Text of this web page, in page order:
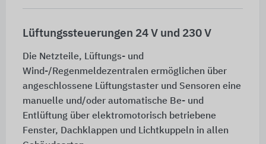
Lüftungssteuerungen 24 V und 230 V
Die Netzteile, Lüftungs- und
Wind-/Regenmeldezentralen ermöglichen über
angeschlossene Lüftungstaster und Sensoren eine
manuelle und/oder automatische Be- und
Entlüftung über elektromotorisch betriebene
Fenster, Dachklappen und Lichtkuppeln in allen